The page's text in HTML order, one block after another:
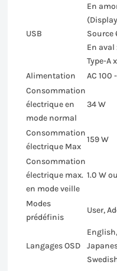
USB
En
Source
En aval
Type-A
Alimentation
AC 100
Consommation
électrique en
mode normal
34 W
Consommation
électrique Max
159 W
Consommation
électrique max.
en mode veille
1.0 W
Modes
prédéfinis
User,
Langages OSD